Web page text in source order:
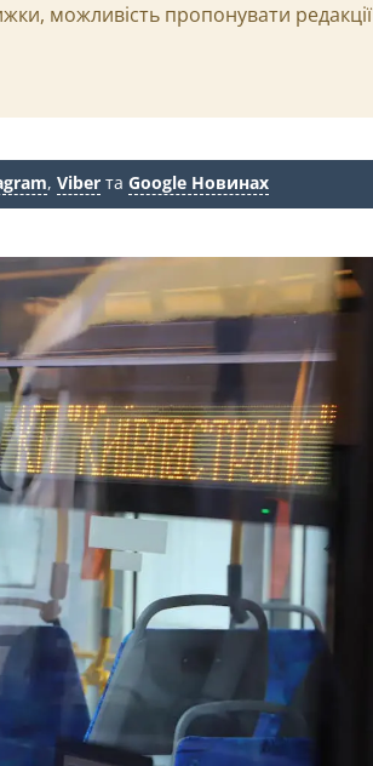
можливість пропонувати редакції
, Viber та Google Новинах